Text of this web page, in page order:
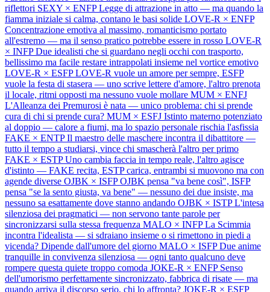
riflettori SEXY × ENFP Legge di attrazione in atto — ma quando la
fiamma iniziale si calma, contano le basi solide LOVE-R × ENFP
Concentrazione emotiva al massimo, romanticismo portato
all'estremo — ma il senso pratico potrebbe essere in rosso LOVE-R
× INFP Due idealisti che si guardano negli occhi con trasporto,
bellissimo ma facile restare intrappolati insieme nel vortice emotivo
LOVE-R × ESFP LOVE-R vuole un amore per sempre, ESFP
vuole la festa di stasera — uno scrive lettere d'amore, l'altro prenota
il locale, ritmi opposti ma nessuno vuole mollare MUM × ENFJ
L'Alleanza dei Premurosi è nata — unico problema: chi si prende
cura di chi si prende cura? MUM × ESFJ Istinto materno potenziato
al doppio — calore a fiumi, ma lo spazio personale rischia l'asfissia
FAKE × ENTP Il maestro delle maschere incontra il dibattitore —
tutto il tempo a studiarsi, vince chi smascherà l'altro per primo
FAKE × ESTP Uno cambia faccia in tempo reale, l'altro agisce
d'istinto — FAKE recita, ESTP carica, entrambi si muovono ma con
agende diverse OJBK × ISFP OJBK pensa "va bene così", ISFP
pensa "se la sento giusta, va bene" — nessuno dei due insiste, ma
nessuno sa esattamente dove stanno andando OJBK × ISTP L'intesa
silenziosa dei pragmatici — non servono tante parole per
sincronizzarsi sulla stessa frequenza MALO × INFP La Scimmia
incontra l'idealista — si sdraiano insieme o si rimettono in piedi a
vicenda? Dipende dall'umore del giorno MALO × ISFP Due anime
tranquille in convivenza silenziosa — ogni tanto qualcuno deve
rompere questa quiete troppo comoda JOKE-R × ENFP Senso
dell'umorismo perfettamente sincronizzato, fabbrica di risate — ma
quando arriva il discorso serio, chi lo affronta? JOKE-R × ESFP